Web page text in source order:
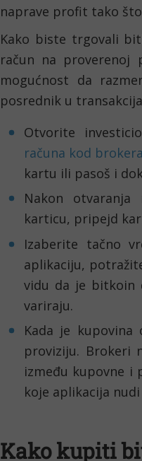
naprave profit tako
Kako biste trgovali
račun na
mogućnost da
posrednik u
Otvorite
računa kod brokera
kartu ili pasoš i
Nakon
karticu, pripejd
Izaberite tačno
aplikaciju,
vidu da je bitkoin
variraju.
Kada je
proviziju. Brokeri
između kupovne i
koje aplikacija
Kako kupiti